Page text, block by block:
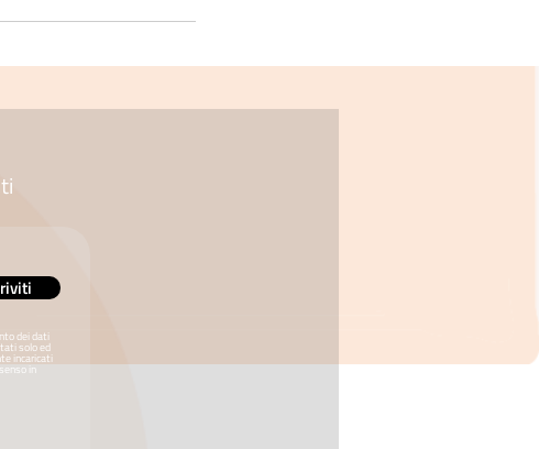
dei dati
solo ed
incaricati
in